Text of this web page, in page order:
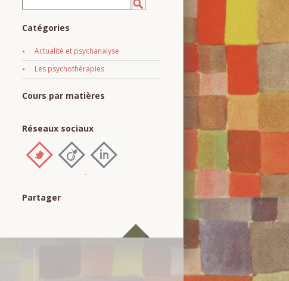
Catégories
Actualité et psychanalyse
Les psychothérapies
Cours par matières
Réseaux sociaux
Partager